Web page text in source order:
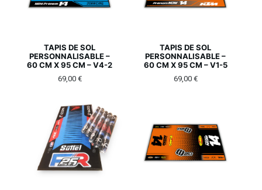
TAPIS DE SOL
PERSONNALISABLE –
60 CM X 95 CM – V4-2
69,00 €
TAPIS DE SOL
PERSONNALISABLE –
60 CM X 95 CM – V1-5
69,00 €